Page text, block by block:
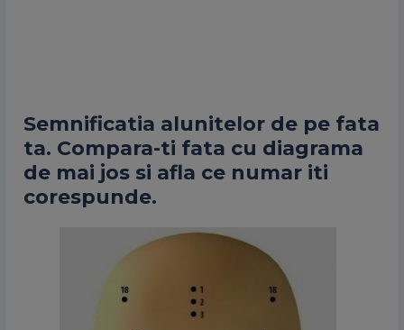
Semnificatia alunitelor de pe fata
ta. Compara-ti fata cu diagrama
de mai jos si afla ce numar iti
corespunde.